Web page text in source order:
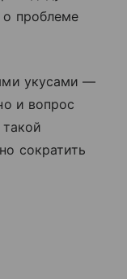
о проблеме
укусами —
и вопрос
сократить